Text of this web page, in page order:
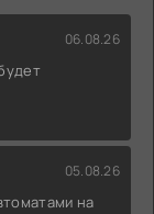
06.08.26
05.08.26
на